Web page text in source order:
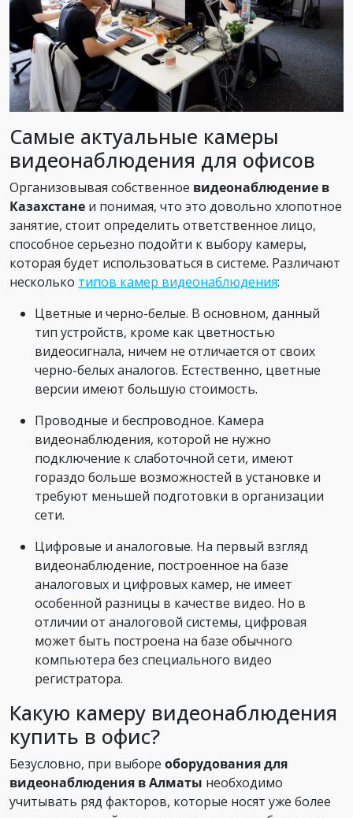
Самые актуальные камеры
видеонаблюдения для офисов
Организовывая собственное видеонаблюдение в
Казахстане и понимая, что это довольно хлопотное
занятие, стоит определить ответственное лицо,
способное серьезно подойти к выбору камеры,
которая будет использоваться в системе. Различают
несколько типов камер видеонаблюдения:
Цветные и черно-белые. В основном, данный
тип устройств, кроме как цветностью
видеосигнала, ничем не отличается от своих
черно-белых аналогов. Естественно, цветные
версии имеют большую стоимость.
Проводные и беспроводное. Камера
видеонаблюдения, которой не нужно
подключение к слаботочной сети, имеют
гораздо больше возможностей в установке и
требуют меньшей подготовки в организации
сети.
Цифровые и аналоговые. На первый взгляд
видеонаблюдение, построенное на базе
аналоговых и цифровых камер, не имеет
особенной разницы в качестве видео. Но в
отличии от аналоговой системы, цифровая
может быть построена на базе обычного
компьютера без специального видео
регистратора.
Какую камеру видеонаблюдения
купить в офис?
Безусловно, при выборе оборудования для
видеонаблюдения в Алматы необходимо
учитывать ряд факторов, которые носят уже более